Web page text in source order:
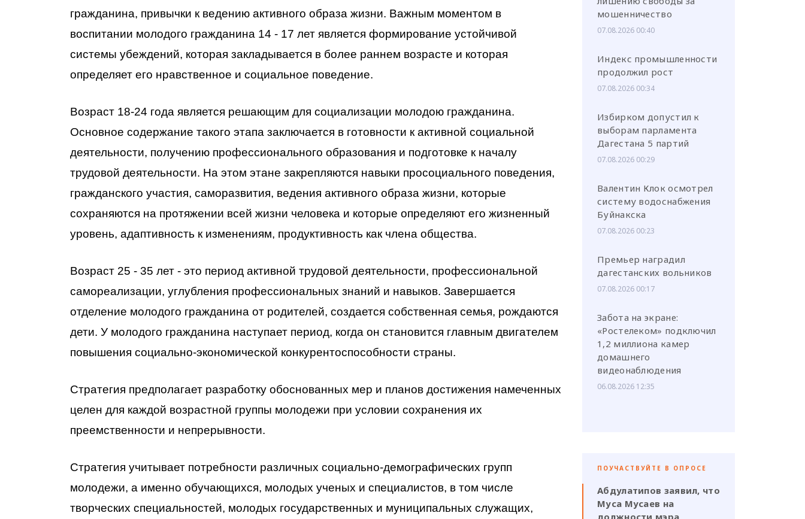
гражданина, привычки к ведению активного образа жизни. Важным моментом в
воспитании молодого гражданина 14 - 17 лет является формирование устойчивой
системы убеждений, которая закладывается в более раннем возрасте и которая
определяет его нравственное и социальное поведение.
Возраст 18-24 года является решающим для социализации молодою гражданина.
Основное содержание такого этапа заключается в готовности к активной социальной
деятельности, получению профессионального образования и подготовке к началу
трудовой деятельности. На этом этане закрепляются навыки просоциального поведения,
гражданского участия, саморазвития, ведения активного образа жизни, которые
сохраняются на протяжении всей жизни человека и которые определяют его жизненный
уровень, адаптивность к изменениям, продуктивность как члена общества.
Возраст 25 - 35 лет - это период активной трудовой деятельности, профессиональной
самореализации, углубления профессиональных знаний и навыков. Завершается
отделение молодого гражданина от родителей, создается собственная семья, рождаются
дети. У молодого гражданина наступает период, когда он становится главным двигателем
повышения социально-экономической конкурентоспособности страны.
Стратегия предполагает разработку обоснованных мер и планов достижения намеченных
целен для каждой возрастной группы молодежи при условии сохранения их
преемственности и непрерывности.
Стратегия учитывает потребности различных социально-демографических групп
молодежи, а именно обучающихся, молодых ученых и специалистов, в том числе
творческих специальностей, молодых государственных и муниципальных служащих,
мошенничество
07.08.2026 00:40
Индекс промышленности
продолжил рост
07.08.2026 00:34
Избирком допустил к
выборам парламента
Дагестана 5 партий
07.08.2026 00:29
Валентин Клок осмотрел
систему водоснабжения
Буйнакска
07.08.2026 00:23
Премьер наградил
дагестанских вольников
07.08.2026 00:17
Забота на экране:
«Ростелеком» подключил
1,2 миллиона камер
домашнего
видеонаблюдения
06.08.2026 12:35
ПОУЧАСТВУЙТЕ В ОПРОСЕ
Абдулатипов заявил, что
Муса Мусаев на